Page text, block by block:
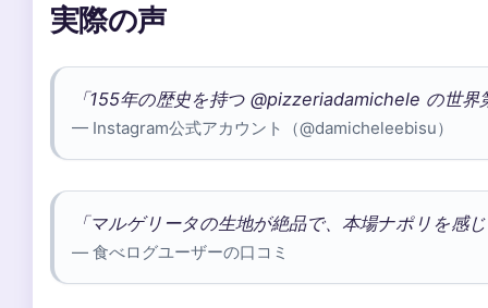
実際の声
「155年の歴史を持つ @pizzeriadamichele の世界
— Instagram公式アカウント（@damicheleebisu）
「マルゲリータの生地が絶品で、本場ナポリを感
— 食べログユーザーの口コミ